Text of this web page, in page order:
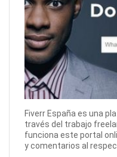
Fiverr España es una
través del trabajo
funciona este portal
y comentarios al